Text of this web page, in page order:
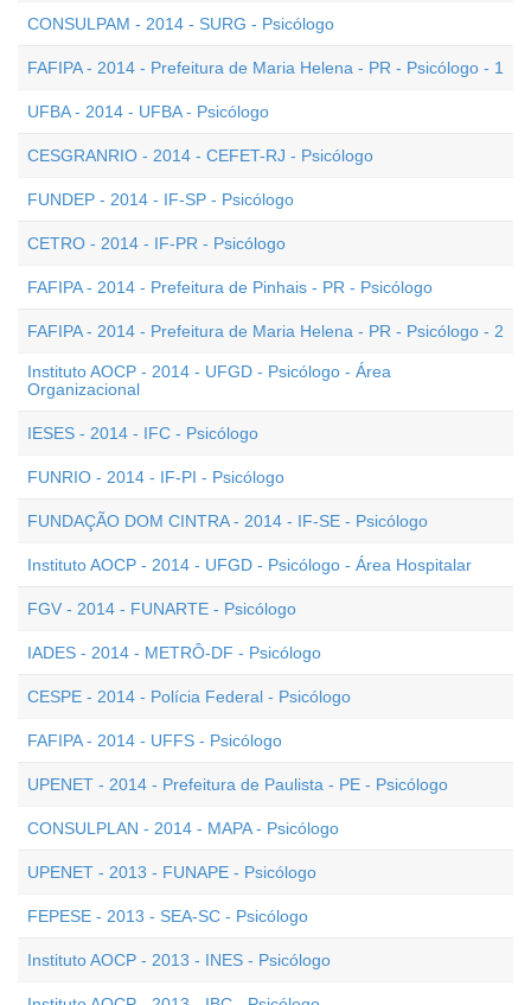
CONSULPAM - 2014 - SURG - Psicólogo
FAFIPA - 2014 - Prefeitura de Maria Helena - PR - Psicólogo - 1
UFBA - 2014 - UFBA - Psicólogo
CESGRANRIO - 2014 - CEFET-RJ - Psicólogo
FUNDEP - 2014 - IF-SP - Psicólogo
CETRO - 2014 - IF-PR - Psicólogo
FAFIPA - 2014 - Prefeitura de Pinhais - PR - Psicólogo
FAFIPA - 2014 - Prefeitura de Maria Helena - PR - Psicólogo - 2
Instituto AOCP - 2014 - UFGD - Psicólogo - Área
Organizacional
IESES - 2014 - IFC - Psicólogo
FUNRIO - 2014 - IF-PI - Psicólogo
FUNDAÇÃO DOM CINTRA - 2014 - IF-SE - Psicólogo
Instituto AOCP - 2014 - UFGD - Psicólogo - Área Hospitalar
FGV - 2014 - FUNARTE - Psicólogo
IADES - 2014 - METRÔ-DF - Psicólogo
CESPE - 2014 - Polícia Federal - Psicólogo
FAFIPA - 2014 - UFFS - Psicólogo
UPENET - 2014 - Prefeitura de Paulista - PE - Psicólogo
CONSULPLAN - 2014 - MAPA - Psicólogo
UPENET - 2013 - FUNAPE - Psicólogo
FEPESE - 2013 - SEA-SC - Psicólogo
Instituto AOCP - 2013 - INES - Psicólogo